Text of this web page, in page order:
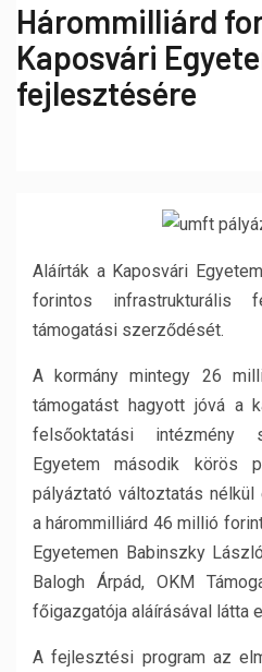
Hárommilliárd
Kaposvári
fejlesztésére
Aláírták a Kaposvári
forintos infrastrukturális
támogatási szerződését.
A kormány mintegy 26
támogatást hagyott jóvá a
felsőoktatási intézmény
Egyetem második körös
pályáztató változtatás
a hárommilliárd 46 millió
Egyetemen Babinszky
Balogh Árpád, OKM
főigazgatója aláírásával látta
A fejlesztési program az